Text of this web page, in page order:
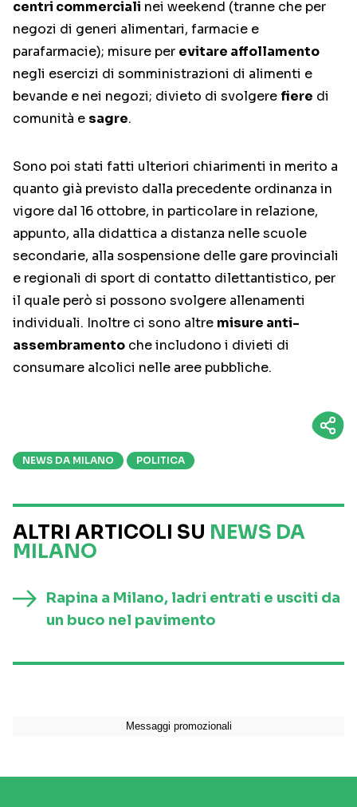
centri commerciali nei weekend (tranne che per
negozi di generi alimentari, farmacie e
parafarmacie); misure per evitare affollamento
negli esercizi di somministrazioni di alimenti e
bevande e nei negozi; divieto di svolgere fiere di
comunità e sagre.
Sono poi stati fatti ulteriori chiarimenti in merito a
quanto già previsto dalla precedente ordinanza in
vigore dal 16 ottobre, in particolare in relazione,
appunto, alla didattica a distanza nelle scuole
secondarie, alla sospensione delle gare provinciali
e regionali di sport di contatto dilettantistico, per
il quale però si possono svolgere allenamenti
individuali. Inoltre ci sono altre misure anti-
assembramento che includono i divieti di
consumare alcolici nelle aree pubbliche.
NEWS DA MILANO POLITICA
ALTRI ARTICOLI SU NEWS DA
MILANO
Rapina a Milano, ladri entrati e usciti da
un buco nel pavimento